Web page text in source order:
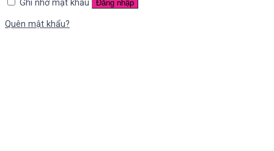
Ghi nhớ mật khẩu Đăng nhập
Quên mật khẩu?